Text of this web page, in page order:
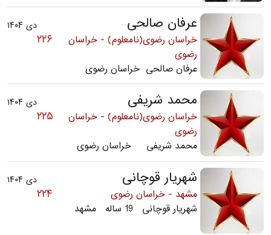
دی ۱۴۰۴ عرفان صالحی
۲۲۶
خراسان رضوی(نامعلوم) - خراسان
رضوی
عرفان صالحی خراسان رضوی
دی ۱۴۰۴ محمد شریفی
۲۲۵
خراسان رضوی(نامعلوم) - خراسان
رضوی
محمد شریفی خراسان رضوی
دی ۱۴۰۴ شهریار قوچانی
۲۲۴
مشهد - خراسان رضوی
شهریار قوچانی 19 ساله مشهد